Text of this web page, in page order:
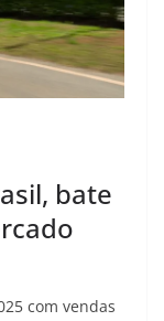
bate
com vendas